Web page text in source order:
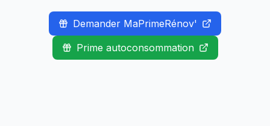
Demander MaPrimeRénov'
Prime autoconsommation